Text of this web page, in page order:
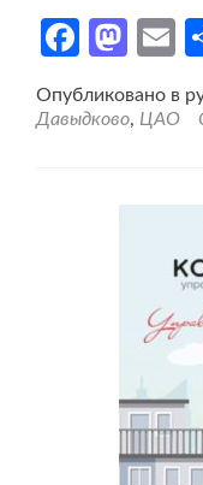
Опубликовано в
Давыдково, ЦАО